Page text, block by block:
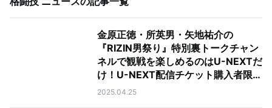
金原正徳・所英男・矢地祐介の
『RIZIN男祭り』特別裏トークチャン
ネルで観戦を楽しめるのはU-NEXTだ
け！U-NEXT配信チケット購入者限定
のプレゼントキャンペーンも実施中
2025.04.25